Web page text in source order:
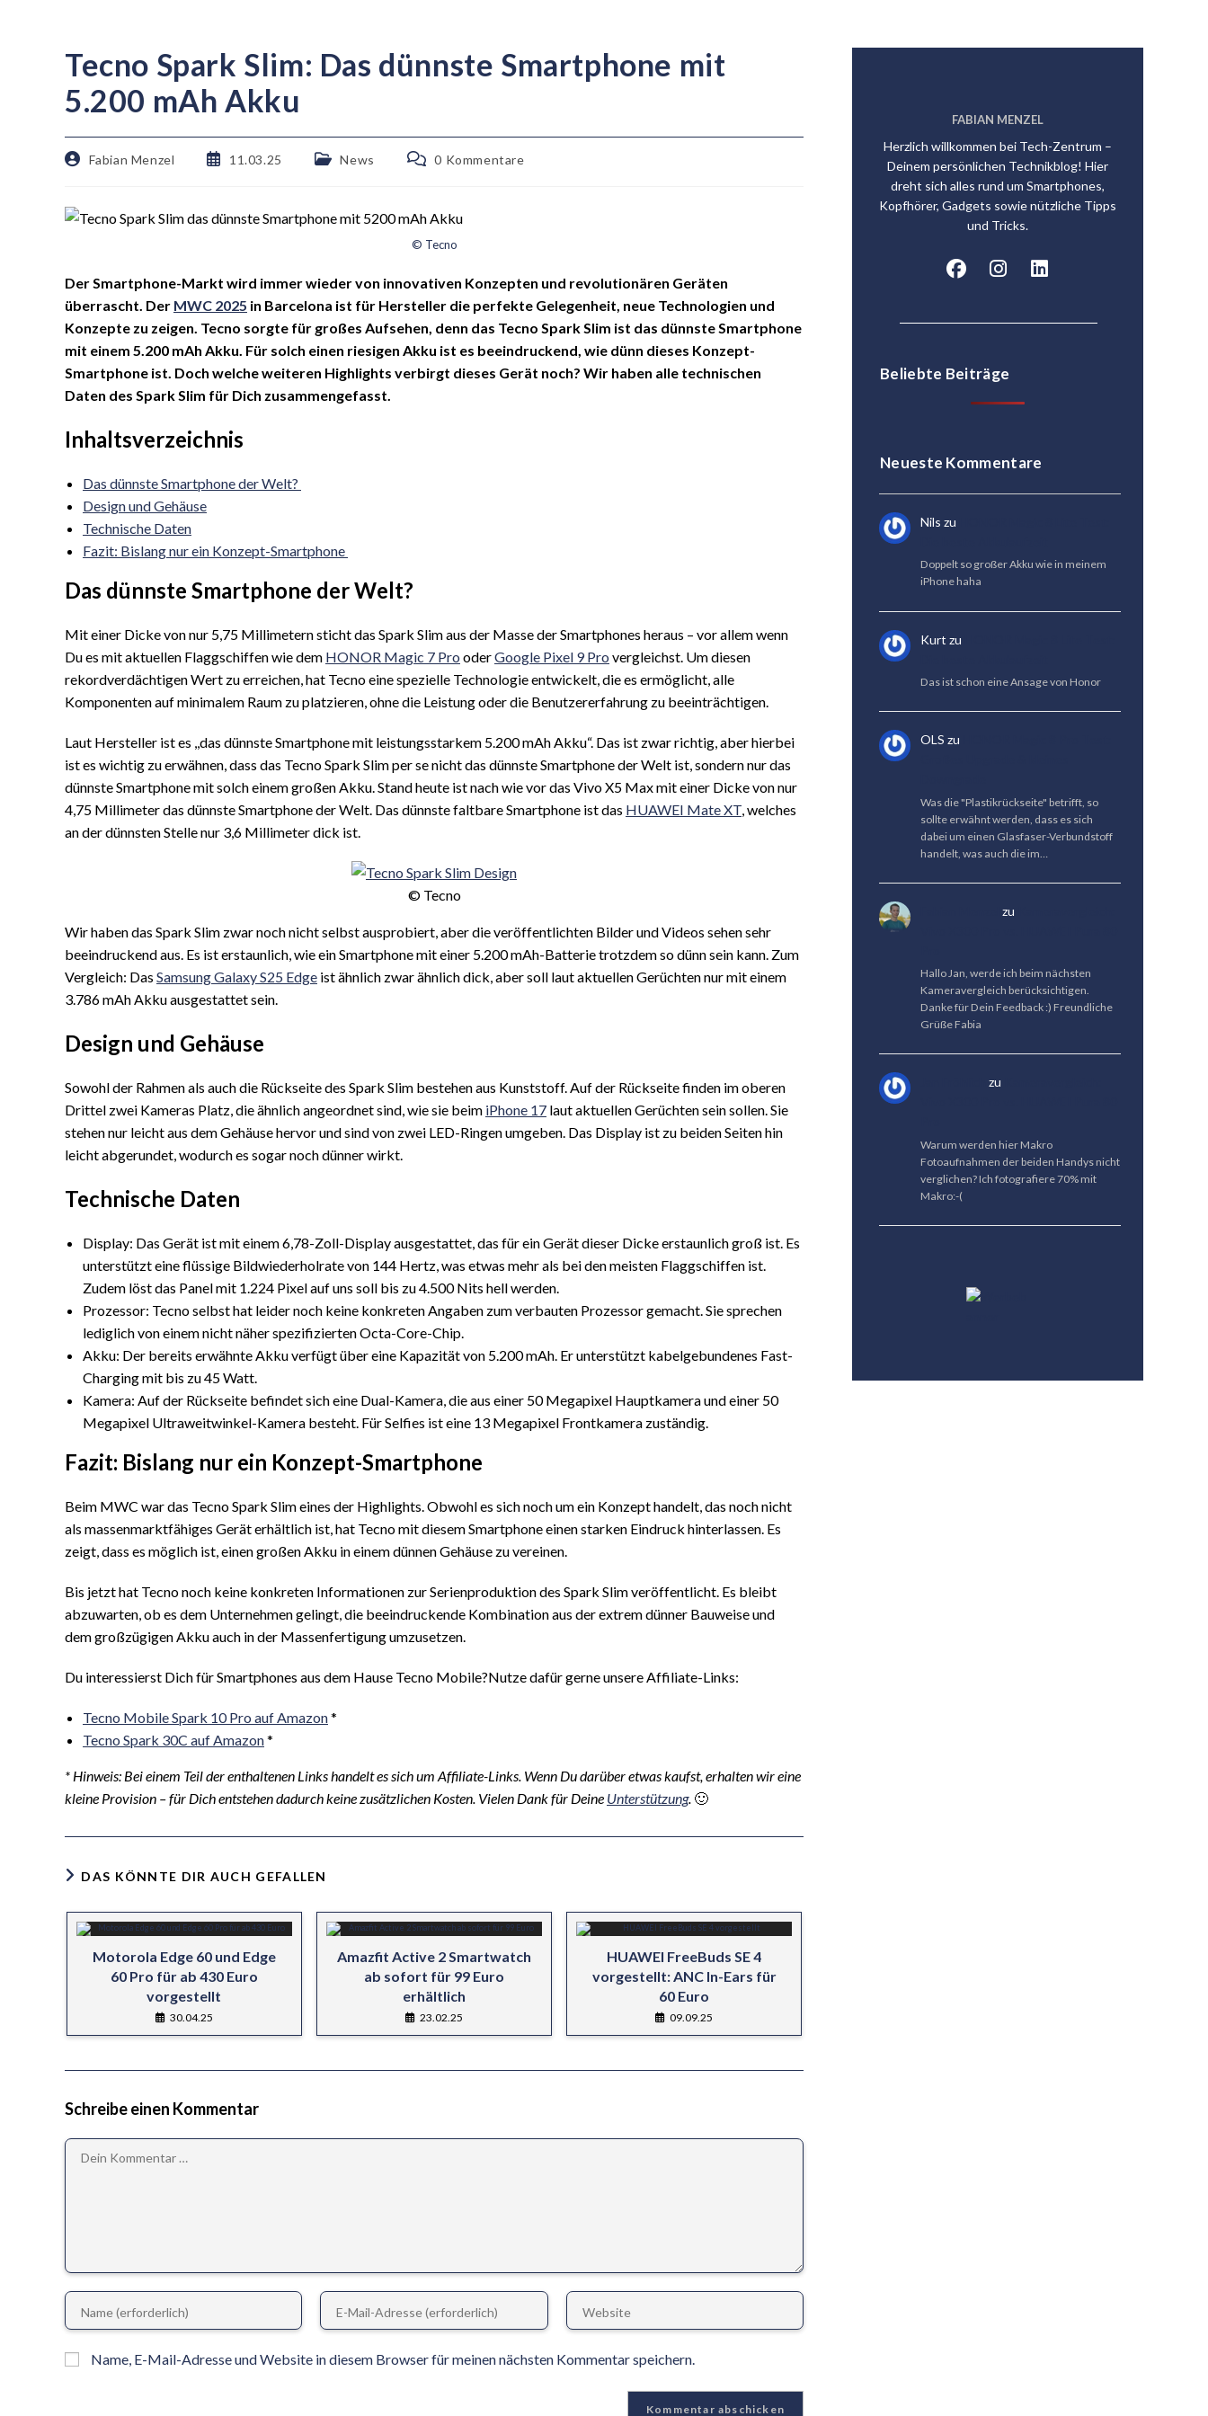
Tecno Spark Slim: Das dünnste Smartphone mit
5.200 mAh Akku
Fabian Menzel 11.03.25 News 0 Kommentare
© Tecno
Der Smartphone-Markt wird immer wieder von innovativen Konzepten und revolutionären Geräten
überrascht. Der MWC 2025 in Barcelona ist für Hersteller die perfekte Gelegenheit, neue Technologien und
Konzepte zu zeigen. Tecno sorgte für großes Aufsehen, denn das Tecno Spark Slim ist das dünnste Smartphone
mit einem 5.200 mAh Akku. Für solch einen riesigen Akku ist es beeindruckend, wie dünn dieses Konzept-
Smartphone ist. Doch welche weiteren Highlights verbirgt dieses Gerät noch? Wir haben alle technischen
Daten des Spark Slim für Dich zusammengefasst.
Inhaltsverzeichnis
Das dünnste Smartphone der Welt?
Design und Gehäuse
Technische Daten
Fazit: Bislang nur ein Konzept-Smartphone
Das dünnste Smartphone der Welt?
Mit einer Dicke von nur 5,75 Millimetern sticht das Spark Slim aus der Masse der Smartphones heraus – vor allem wenn
Du es mit aktuellen Flaggschiffen wie dem HONOR Magic 7 Pro oderGoogle Pixel 9 Pro vergleichst. Um diesen
rekordverdächtigen Wert zu erreichen, hat Tecno eine spezielle Technologie entwickelt, die es ermöglicht, alle
Komponenten auf minimalem Raum zu platzieren, ohne die Leistung oder die Benutzererfahrung zu beeinträchtigen.
Laut Hersteller ist es ,,das dünnste Smartphone mit leistungsstarkem 5.200 mAh Akku“. Das ist zwar richtig, aber hierbei
ist es wichtig zu erwähnen, dass das Tecno Spark Slim per se nicht das dünnste Smartphone der Welt ist, sondern nur das
dünnste Smartphone mit solch einem großen Akku. Stand heute ist nach wie vor das Vivo X5 Max mit einer Dicke von nur
4,75 Millimeter das dünnste Smartphone der Welt. Das dünnste faltbare Smartphone ist das HUAWEI Mate XT, welches
an der dünnsten Stelle nur 3,6 Millimeter dick ist.
© Tecno
Wir haben das Spark Slim zwar noch nicht selbst ausprobiert, aber die veröffentlichten Bilder und Videos sehen sehr
beeindruckend aus. Es ist erstaunlich, wie ein Smartphone mit einer 5.200 mAh-Batterie trotzdem so dünn sein kann. Zum
Vergleich: Das Samsung Galaxy S25 Edge ist ähnlich zwar ähnlich dick, aber soll laut aktuellen Gerüchten nur mit einem
3.786 mAh Akku ausgestattet sein.
Design und Gehäuse
Sowohl der Rahmen als auch die Rückseite des Spark Slim bestehen aus Kunststoff. Auf der Rückseite finden im oberen
Drittel zwei Kameras Platz, die ähnlich angeordnet sind, wie sie beim iPhone 17 laut aktuellen Gerüchten sein sollen. Sie
stehen nur leicht aus dem Gehäuse hervor und sind von zwei LED-Ringen umgeben. Das Display ist zu beiden Seiten hin
leicht abgerundet, wodurch es sogar noch dünner wirkt.
Technische Daten
Display: Das Gerät ist mit einem 6,78-Zoll-Display ausgestattet, das für ein Gerät dieser Dicke erstaunlich groß ist. Es
unterstützt eine flüssige Bildwiederholrate von 144 Hertz, was etwas mehr als bei den meisten Flaggschiffen ist.
Zudem löst das Panel mit 1.224 Pixel auf uns soll bis zu 4.500 Nits hell werden.
Prozessor: Tecno selbst hat leider noch keine konkreten Angaben zum verbauten Prozessor gemacht. Sie sprechen
lediglich von einem nicht näher spezifizierten Octa-Core-Chip.
Akku: Der bereits erwähnte Akku verfügt über eine Kapazität von 5.200 mAh. Er unterstützt kabelgebundenes Fast-
Charging mit bis zu 45 Watt.
Kamera: Auf der Rückseite befindet sich eine Dual-Kamera, die aus einer 50 Megapixel Hauptkamera und einer 50
Megapixel Ultraweitwinkel-Kamera besteht. Für Selfies ist eine 13 Megapixel Frontkamera zuständig.
Fazit: Bislang nur ein Konzept-Smartphone
Beim MWC war das Tecno Spark Slim eines der Highlights. Obwohl es sich noch um ein Konzept handelt, das noch nicht
als massenmarktfähiges Gerät erhältlich ist, hat Tecno mit diesem Smartphone einen starken Eindruck hinterlassen. Es
zeigt, dass es möglich ist, einen großen Akku in einem dünnen Gehäuse zu vereinen.
Bis jetzt hat Tecno noch keine konkreten Informationen zur Serienproduktion des Spark Slim veröffentlicht. Es bleibt
abzuwarten, ob es dem Unternehmen gelingt, die beeindruckende Kombination aus der extrem dünner Bauweise und
dem großzügigen Akku auch in der Massenfertigung umzusetzen.
Du interessierst Dich für Smartphones aus dem Hause Tecno Mobile?Nutze dafür gerne unsere Affiliate-Links:
Tecno Mobile Spark 10 Pro auf Amazon*
Tecno Spark 30C auf Amazon*
* Hinweis: Bei einem Teil der enthaltenen Links handelt es sich um Affiliate-Links. Wenn Du darüber etwas kaufst, erhalten wir eine
kleine Provision – für Dich entstehen dadurch keine zusätzlichen Kosten. Vielen Dank für Deine Unterstützung. 🙂
DAS KÖNNTE DIR AUCH GEFALLEN
Motorola Edge 60 und Edge
60 Pro für ab 430 Euro
vorgestellt
30.04.25
Amazfit Active 2 Smartwatch
ab sofort für 99 Euro
erhältlich
23.02.25
HUAWEI FreeBuds SE 4
vorgestellt: ANC In-Ears für
60 Euro
09.09.25
Schreibe einen Kommentar
Name, E-Mail-Adresse und Website in diesem Browser für meinen nächsten Kommentar speichern.
FABIAN MENZEL
Herzlich willkommen bei Tech-Zentrum –
Deinem persönlichen Technikblog! Hier
dreht sich alles rund um Smartphones,
Kopfhörer, Gadgets sowie nützliche Tipps
und Tricks.
Beliebte Beiträge
Neueste Kommentare
Nils zu
Doppelt so großer Akku wie in meinem
iPhone haha
Kurt zu
Das ist schon eine Ansage von Honor
OLS zu
Was die "Plastikrückseite" betrifft, so
sollte erwähnt werden, dass es sich
dabei um einen Glasfaser-Verbundstoff
handelt, was auch die im…
zu
Hallo Jan, werde ich beim nächsten
Kameravergleich berücksichtigen.
Danke für Dein Feedback :) Freundliche
Grüße Fabia
zu
Warum werden hier Makro
Fotoaufnahmen der beiden Handys nicht
verglichen? Ich fotografiere 70% mit
Makro:-(